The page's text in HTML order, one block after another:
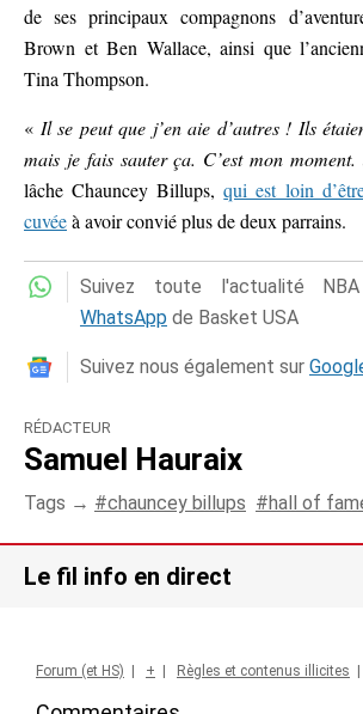
de ses principaux compagnons
Brown et Ben Wallace, ainsi que
Tina Thompson.
« Il se peut que j’en aie d’autres ! Ils
mais je fais sauter ça. C’est mon
lâche Chauncey Billups,qui est loin
cuvéeà avoir convié plus de deux parrains.
Suivez toute l'actualité
WhatsApp de Basket USA
Suivez nous également sur
RÉDACTEUR
Samuel Hauraix
Tags → chauncey billups hall of
Le fil info en direct
Forum (et HS) + Règles et contenus illicites